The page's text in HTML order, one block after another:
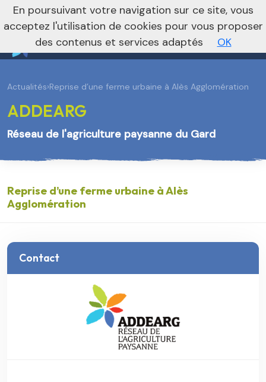
Vers le site national
Actualités›Reprise d’une ferme urbaine à Alès Agglomération
ADDEARG
Réseau de l'agriculture paysanne du Gard
Reprise d’une ferme urbaine à Alès
Agglomération
Contact
En poursuivant votre navigation sur ce site, vous
acceptez l'utilisation de cookies pour vous proposer
des contenus et services adaptés
OK